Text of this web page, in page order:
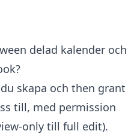
delad kalender och
skapa och then grant
till, med permission
only till full edit).